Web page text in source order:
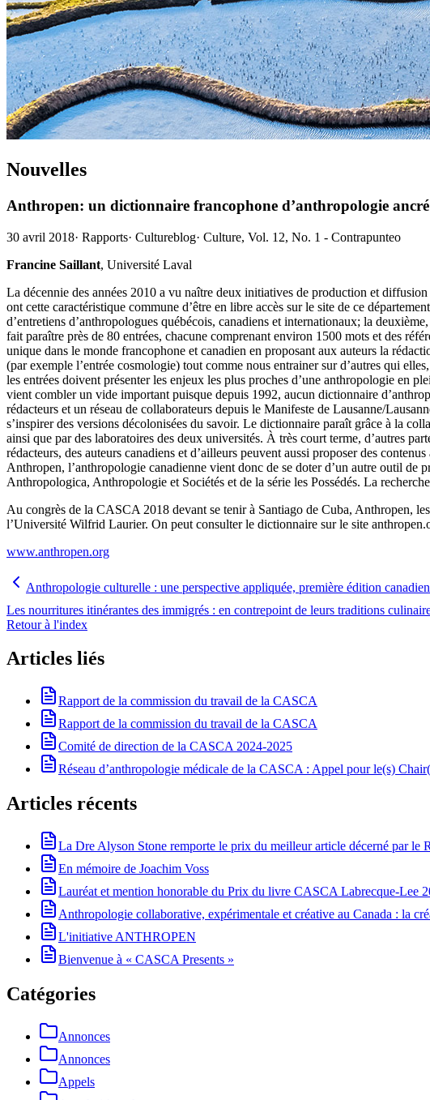
Nouvelles
Anthropen: un dictionnaire francophone d’anthropologie
30 avril 2018· Rapports· Cultureblog· Culture, Vol. 12, No. 1 - Contrapunteo
Francine Saillant, Université Laval
La décennie des années 2010 a vu naître deux initiatives de production et
ont cette caractéristique commune d’être en libre accès sur le site de ce
d’entretiens d’anthropologues québécois, canadiens et internationaux; la
fait paraître près de 80 entrées, chacune comprenant environ 1500 mots et des
unique dans le monde francophone et canadien en proposant aux auteurs la
(par exemple l’entrée cosmologie) tout comme nous entrainer sur d’autres qui
les entrées doivent présenter les enjeux les plus proches d’une anthropologie en
vient combler un vide important puisque depuis 1992, aucun dictionnaire
rédacteurs et un réseau de collaborateurs depuis le Manifeste de Lausanne/
s’inspirer des versions décolonisées du savoir. Le dictionnaire paraît grâce à la
ainsi que par des laboratoires des deux universités. À très court terme, d’autres
rédacteurs, des auteurs canadiens et d’ailleurs peuvent aussi proposer des
Anthropen, l’anthropologie canadienne vient donc de se doter d’un autre outil
Anthropologica, Anthropologie et Sociétés et de la série les Possédés. La
Au congrès de la CASCA 2018 devant se tenir à Santiago de Cuba, Anthropen,
l’Université Wilfrid Laurier. On peut consulter le dictionnaire sur le site
www.anthropen.org
Anthropologie culturelle : une perspective appliquée, première édition
Les nourritures itinérantes des immigrés : en contrepoint de leurs traditions
Retour à l'index
Articles liés
Rapport de la commission du travail de la CASCA
Rapport de la commission du travail de la CASCA
Comité de direction de la CASCA 2024-2025
Réseau d’anthropologie médicale de la CASCA : Appel pour le(s)
Articles récents
La Dre Alyson Stone remporte le prix du meilleur article décerné par le
En mémoire de Joachim Voss
Lauréat et mention honorable du Prix du livre CASCA Labrecque-Lee
Anthropologie collaborative, expérimentale et créative au Canada : la
L'initiative ANTHROPEN
Bienvenue à « CASCA Presents »
Catégories
Annonces
Annonces
Appels